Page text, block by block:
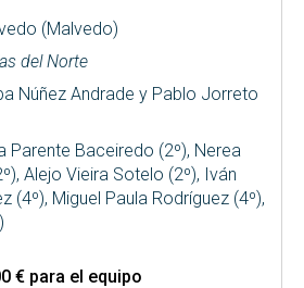
(Malvedo)
del Norte
Núñez Andrade y Pablo Jorreto
Parente Baceiredo (2º), Nerea
Alejo Vieira Sotelo (2º), Iván
(4º), Miguel Paula Rodríguez (4º),
€ para el equipo